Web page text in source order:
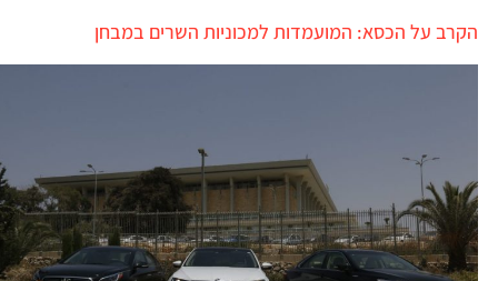
הקרב על הכסא: המועמדות למכוניות השרים במבחן